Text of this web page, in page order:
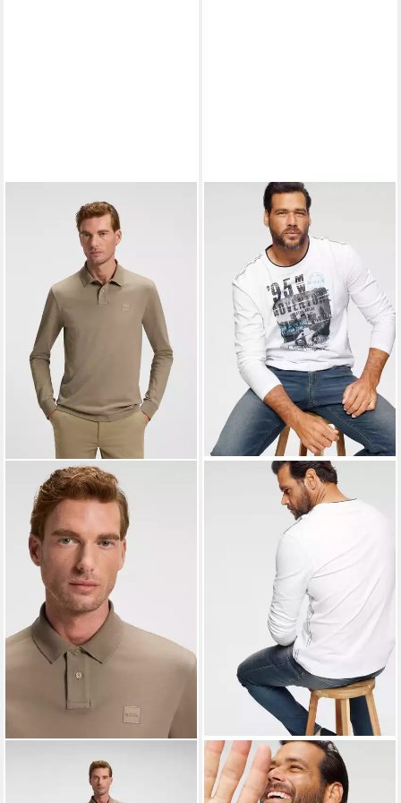
Poloshirt Passerby Langarm
Regular Fit Langarm Classic
MAN'S WORLD
Langarmshirt langärmelige,
bedruckt,